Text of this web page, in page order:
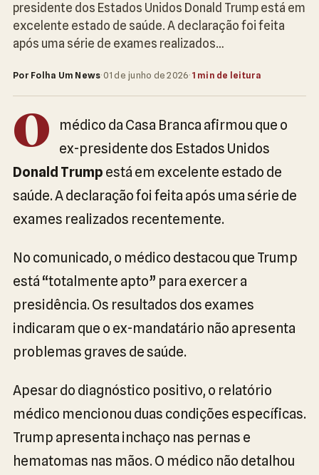
presidente dos Estados Unidos Donald Trump está em
excelente estado de saúde. A declaração foi feita
após uma série de exames realizados…
Por Folha Um News·01 de junho de 2026· 1 min de leitura
O
médico da Casa Branca afirmou que o
ex-presidente dos Estados Unidos
Donald Trump está em excelente estado de
saúde. A declaração foi feita após uma série de
exames realizados recentemente.
No comunicado, o médico destacou que Trump
está “totalmente apto” para exercer a
presidência. Os resultados dos exames
indicaram que o ex-mandatário não apresenta
problemas graves de saúde.
Apesar do diagnóstico positivo, o relatório
médico mencionou duas condições específicas.
Trump apresenta inchaço nas pernas e
hematomas nas mãos. O médico não detalhou